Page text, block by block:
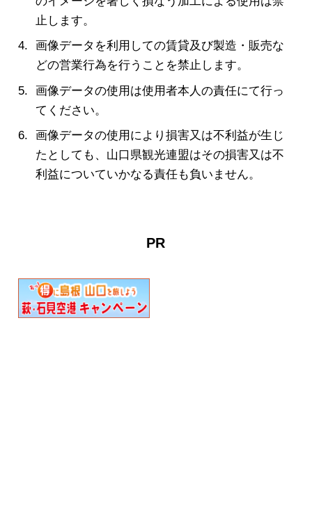
止します。
画像データを利用しての賃貸及び製造・販売な
どの営業行為を行うことを禁止します。
画像データの使用は使用者本人の責任にて行っ
てください。
画像データの使用により損害又は不利益が生じ
たとしても、山口県観光連盟はその損害又は不
利益についていかなる責任も負いません。
PR